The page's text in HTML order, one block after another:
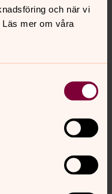
och när vi
mer om våra